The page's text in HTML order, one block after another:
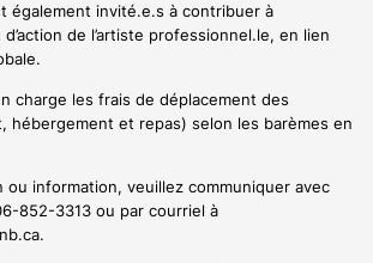
également invité.e.s à contribuer à
d’action de l’artiste professionnel.le, en lien
charge les frais de déplacement des
hébergement et repas) selon les barèmes en
information, veuillez communiquer avec
852-3313 ou par courriel à